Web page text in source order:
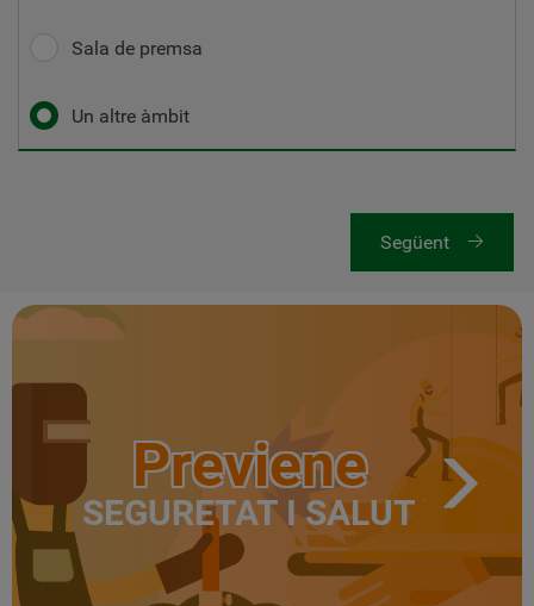
Sala de premsa
Un altre àmbit
Següent
Previene
SEGURETAT I SALUT